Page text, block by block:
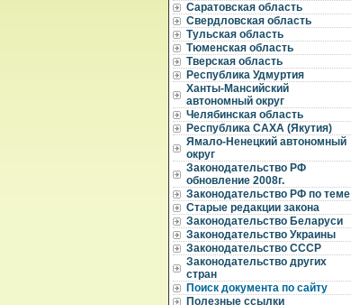
Саратовская область
Свердловская область
Тульская область
Тюменская область
Тверская область
Республика Удмуртия
Ханты-Мансийский
автономный округ
Челябинская область
Республика САХА (Якутия)
Ямало-Ненецкий автономный
округ
Законодательство РФ
обновление 2008г.
Законодательство РФ по теме
Старые редакции закона
Законодательство Беларуси
Законодательство Украины
Законодательство СССР
Законодательство других
стран
Поиск документа по сайту
Полезные ссылки